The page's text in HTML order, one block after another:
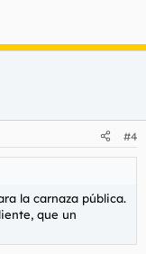
#4
la carnaza pública.
que un